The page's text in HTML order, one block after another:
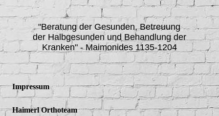
"Beratung der Gesunden, Betreuung
der Halbgesunden und Behandlung der
Kranken" - Maimonides 1135-1204
Impressum
Haimerl Orthoteam